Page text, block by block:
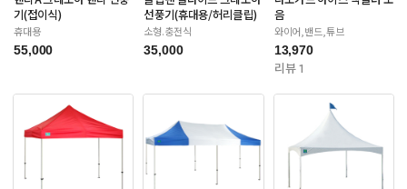
기(접이식)
휴대용
55,000
선풍기(휴대용/허리클립)
소형.충전식
35,000
음
와이어,밴드,튜브
13,970
리뷰 1